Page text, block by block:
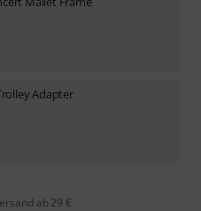
Adapter
ab 29 €